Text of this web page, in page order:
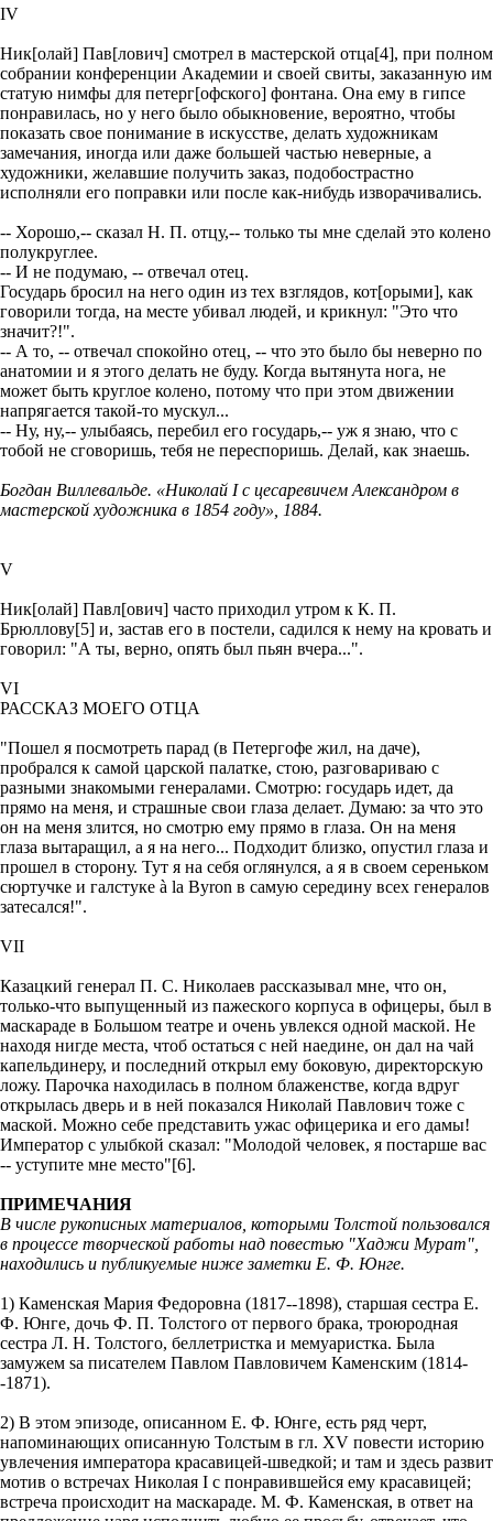
IV
Ник[олай] Пав[лович] смотрел в мастерской отца[4], при полном
собрании конференции Академии и своей свиты, заказанную им
статую нимфы для петерг[офского] фонтана. Она ему в гипсе
понравилась, но у него было обыкновение, вероятно, чтобы
показать свое понимание в искусстве, делать художникам
замечания, иногда или даже большей частью неверные, а
художники, желавшие получить заказ, подобострастно
исполняли его поправки или после как-нибудь изворачивались.
-- Хорошо,-- сказал Н. П. отцу,-- только ты мне сделай это колено
полукруглее.
-- И не подумаю, -- отвечал отец.
Государь бросил на него один из тех взглядов, кот[орыми], как
говорили тогда, на месте убивал людей, и крикнул: "Это что
значит?!".
-- А то, -- отвечал спокойно отец, -- что это было бы неверно по
анатомии и я этого делать не буду. Когда вытянута нога, не
может быть круглое колено, потому что при этом движении
напрягается такой-то мускул...
-- Ну, ну,-- улыбаясь, перебил его государь,-- уж я знаю, что с
тобой не сговоришь, тебя не переспоришь. Делай, как знаешь.
Богдан Виллевальде. «Николай I с цесаревичем Александром в
мастерской художника в 1854 году», 1884.
V
Ник[олай] Павл[ович] часто приходил утром к К. П.
Брюллову[5] и, застав его в постели, садился к нему на кровать и
говорил: "А ты, верно, опять был пьян вчера...".
VI
РАССКАЗ МОЕГО ОТЦА
"Пошел я посмотреть парад (в Петергофе жил, на даче),
пробрался к самой царской палатке, стою, разговариваю с
разными знакомыми генералами. Смотрю: государь идет, да
прямо на меня, и страшные свои глаза делает. Думаю: за что это
он на меня злится, но смотрю ему прямо в глаза. Он на меня
глаза вытаращил, а я на него... Подходит близко, опустил глаза и
прошел в сторону. Тут я на себя оглянулся, а я в своем сереньком
сюртучке и галстуке à la Byron в самую середину всех генералов
затесался!".
VII
Казацкий генерал П. С. Николаев рассказывал мне, что он,
только-что выпущенный из пажеского корпуса в офицеры, был в
маскараде в Большом театре и очень увлекся одной маской. Не
находя нигде места, чтоб остаться с ней наедине, он дал на чай
капельдинеру, и последний открыл ему боковую, директорскую
ложу. Парочка находилась в полном блаженстве, когда вдруг
открылась дверь и в ней показался Николай Павлович тоже с
маской. Можно себе представить ужас офицерика и его дамы!
Император с улыбкой сказал: "Молодой человек, я постарше вас
-- уступите мне место"[6].
ПРИМЕЧАНИЯ
В числе рукописных материалов, которыми Толстой пользовался
в процессе творческой работы над повестью "Хаджи Мурат",
находились и публикуемые ниже заметки Е. Ф. Юнге.
1) Каменская Мария Федоровна (1817--1898), старшая сестра Е.
Ф. Юнге, дочь Ф. П. Толстого от первого брака, троюродная
сестра Л. Н. Толстого, беллетристка и мемуаристка. Была
замужем sa писателем Павлом Павловичем Каменским (1814-
-1871).
2) В этом эпизоде, описанном Е. Ф. Юнге, есть ряд черт,
напоминающих описанную Толстым в гл. XV повести историю
увлечения императора красавицей-шведкой; и там и здесь развит
мотив о встречах Николая I с понравившейся ему красавицей;
встреча происходит на маскараде. М. Ф. Каменская, в ответ на